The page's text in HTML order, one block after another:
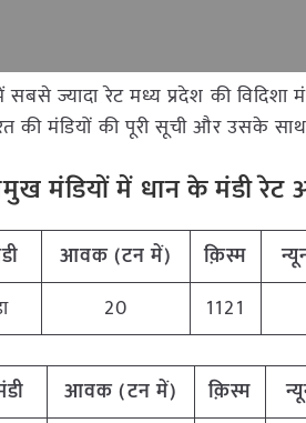
ज्यादा रेट मध्य प्रदेश की विदिशा
की मंडियों की पूरी सूची और उसके
मंडियों में धान के मंडी
आवक (टन में) क़िस्म
20 1121
आवक (टन में) क़िस्म